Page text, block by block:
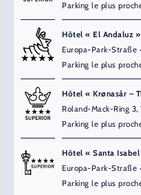
Parking le plus
Hôtel « El Andaluz »
Europa-Park-Straße
Parking le plus
Hôtel « Krønasår –
Roland-Mack-Ring
Parking le plus
Hôtel « Santa
Europa-Park-Straße
Parking le plus